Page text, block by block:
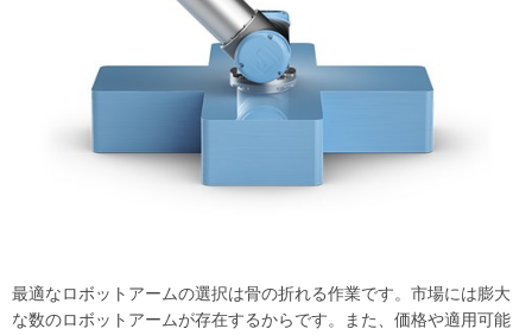
最適なロボットアームの選択は骨の折れる作業です。市場には膨大
な数のロボットアームが存在するからです。また、価格や適用可能